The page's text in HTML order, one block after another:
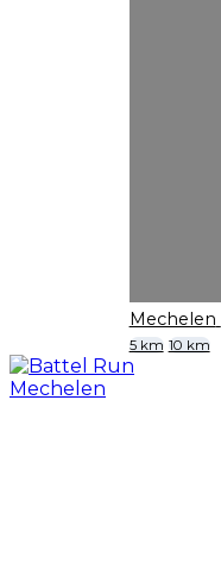
Mechelen
5 km 10 km